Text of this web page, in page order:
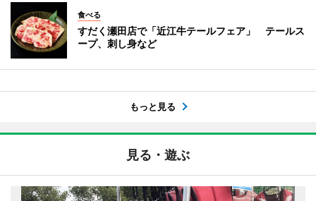
食べる
すだく瀬田店で「近江牛テールフェア」 テールス
ープ、刺し身など
もっと見る
見る・遊ぶ